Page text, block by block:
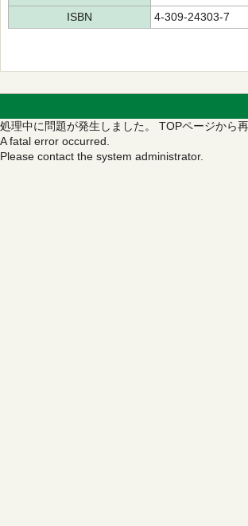
ISBN
4-309-24303-7
処理中に問題が発生しました。 TOPページから
A fatal error occurred.
Please contact the system administrator.